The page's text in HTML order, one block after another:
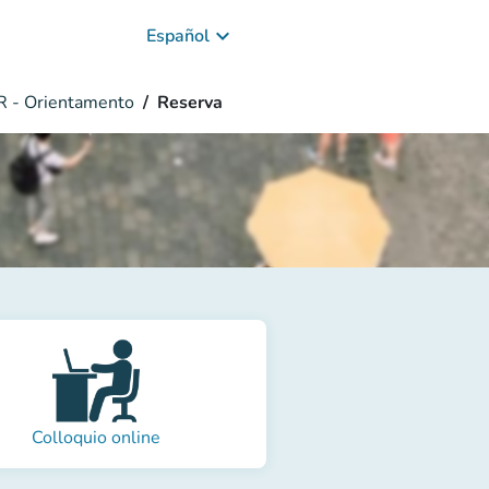
Español keyboard_arrow_down
- Orientamento Reserva
Colloquio online